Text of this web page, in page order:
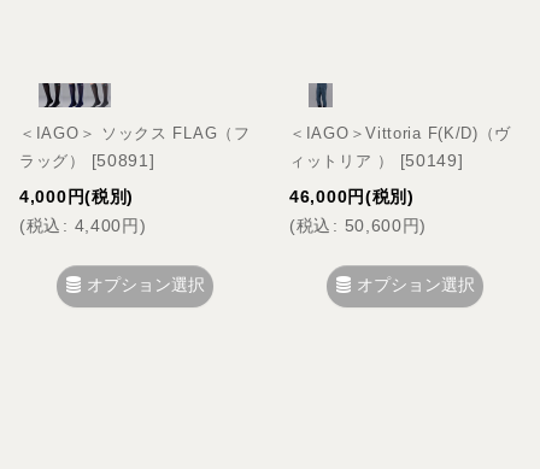
＜IAGO＞ ソックス FLAG（フ
ラッグ）
[50891 ]
4,000円(税別)
(税込 : 4,400円)
オプション選択
＜IAGO＞Vittoria F(K/D)（ヴ
ィットリア ）
[50149]
46,000円(税別)
(税込 : 50,600円)
オプション選択